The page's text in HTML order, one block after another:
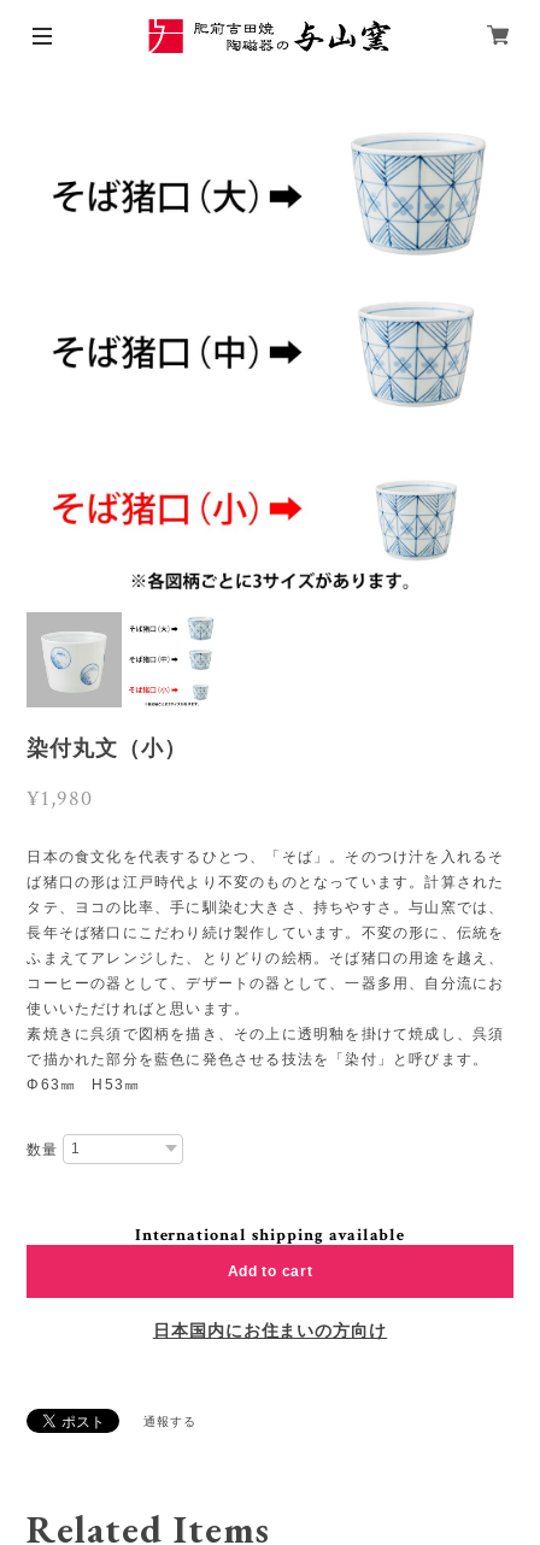
染付丸文（小）
¥1,980
日本の食文化を代表するひとつ、「そば」。そのつけ汁を入れるそ
ば猪口の形は江戸時代より不変のものとなっています。計算された
タテ、ヨコの比率、手に馴染む大きさ、持ちやすさ。与山窯では、
長年そば猪口にこだわり続け製作しています。不変の形に、伝統を
ふまえてアレンジした、とりどりの絵柄。そば猪口の用途を越え、
コーヒーの器として、デザートの器として、一器多用、自分流にお
使いいただければと思います。
素焼きに呉須で図柄を描き、その上に透明釉を掛けて焼成し、呉須
で描かれた部分を藍色に発色させる技法を「染付」と呼びます。
Φ63㎜ H53㎜
数量
International shipping available
Add to cart
日本国内にお住まいの方向け
通報する
Related Items